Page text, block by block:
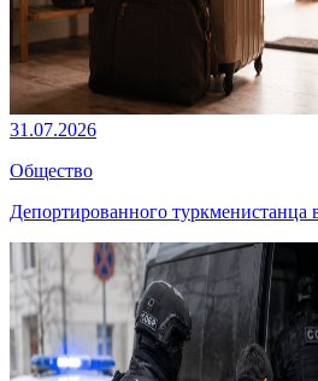
31.07.2026
Общество
Депортированного туркменистанца